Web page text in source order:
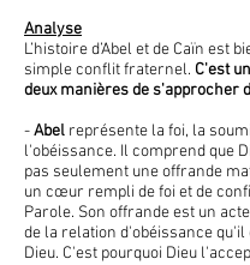
Analyse
L’histoire d’Abel et de Caïn est
simple conflit fraternel. C'est
deux manières de s'approcher
-Abel représente la foi, la
l'obéissance. Il comprend que
pas seulement une offrande
un cœur rempli de foi et de
Parole. Son offrande est un
de la relation d'obéissance
Dieu. C'est pourquoi Dieu